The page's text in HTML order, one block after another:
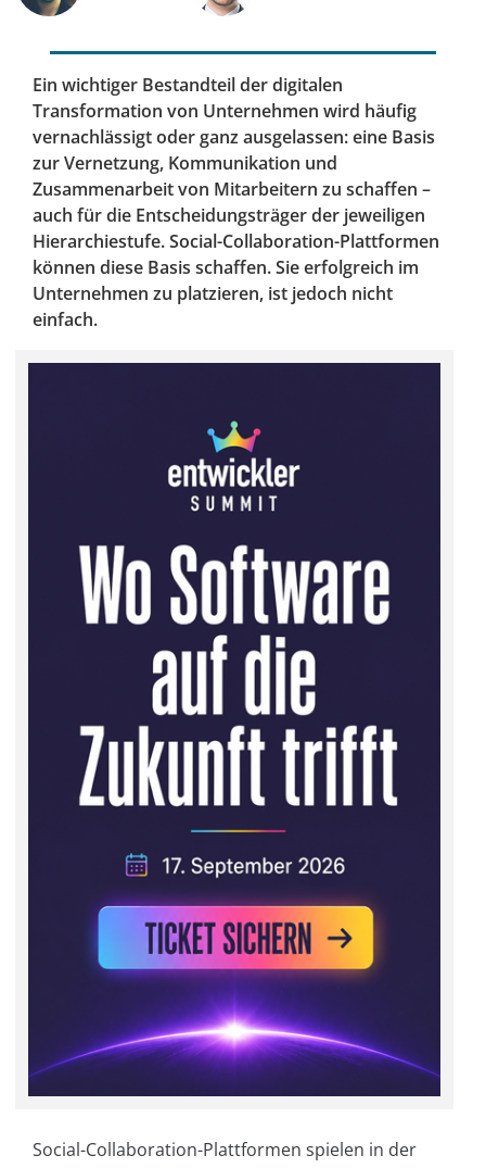
Ein wichtiger Bestandteil der digitalen
Transformation von Unternehmen wird häufig
vernachlässigt oder ganz ausgelassen: eine Basis
zur Vernetzung, Kommunikation und
Zusammenarbeit von Mitarbeitern zu schaffen –
auch für die Entscheidungsträger der jeweiligen
Hierarchiestufe. Social-Collaboration-Plattformen
können diese Basis schaffen. Sie erfolgreich im
Unternehmen zu platzieren, ist jedoch nicht
einfach.
Social-Collaboration-Plattformen spielen in der